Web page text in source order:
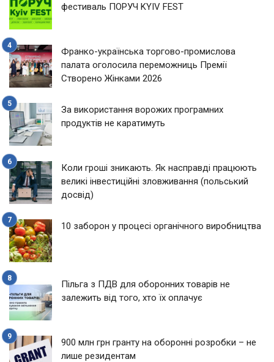
фестиваль ПОРУЧ KYIV FEST
Франко-українська торгово-промислова
палата оголосила переможниць Премії
Створено Жінками 2026
За використання ворожих програмних
продуктів не каратимуть
Коли гроші зникають. Як насправді працюють
великі інвестиційні зловживання (польський
досвід)
10 заборон у процесі органічного виробництва
Пільга з ПДВ для оборонних товарів не
залежить від того, хто їх оплачує
900 млн грн гранту на оборонні розробки – не
лише резидентам